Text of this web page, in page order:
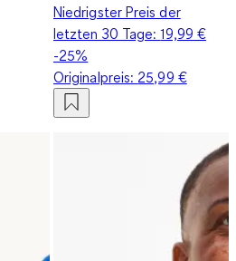
Niedrigster Preis der
letzten 30 Tage:19,99 €
-25%
Originalpreis: 25,99 €